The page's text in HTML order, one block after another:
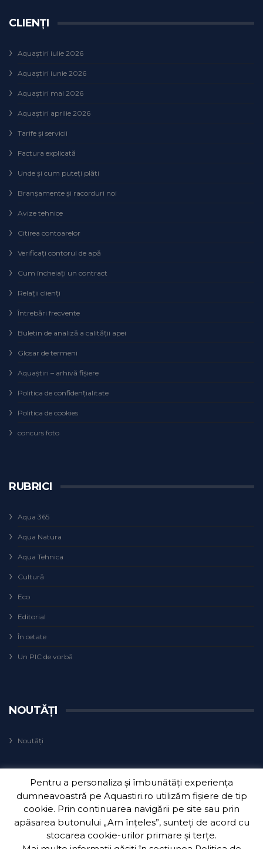
CLIENȚI
Aquaștiri iulie 2026
Aquaștiri iunie 2026
Aquaștiri mai 2026
Aquaștiri aprilie 2026
Tarife și servicii
Factura explicată
Unde și cum puteţi plăti
Branșamente și racorduri noi
Avize tehnice
Citirea contoarelor
Verificaţi contorul de apă
Cum încheiaţi un contract
Relaţii clienţi
Întrebări frecvente
Buletin de analiză a calităţii apei
Glosar de termeni
Aquaștiri – arhivă fișiere
Politica de confidențialitate
Politica de cookies
concurs foto
RUBRICI
Aqua 365
Aqua Natura
Aqua Tehnica
Cultură
Eco
Editorial
În cetate
Un PIC de vorbă
NOUTĂȚI
Noutăți
Copyright 2018 Aquatim S.A.| Dezvoltat de 3Waves Net
Pentru a personaliza și îmbunătăți experiența
dumneavoastră pe Aquastiri.ro utilizăm fișiere de tip
cookie. Prin continuarea navigării pe site sau prin
apăsarea butonului „Am înțeles”, sunteți de acord cu
stocarea cookie-urilor primare și terțe.